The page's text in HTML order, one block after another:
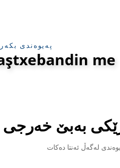
پەیوەندی
me
بەبێ خەرجی